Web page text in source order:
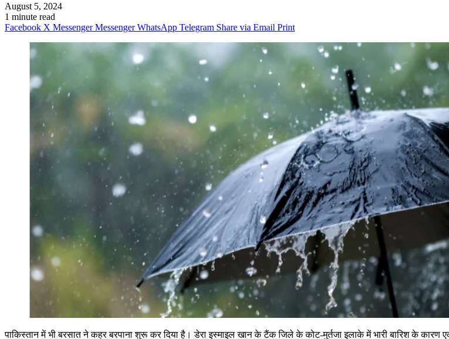
August 5, 2024
1 minute read
Facebook X Messenger Messenger WhatsApp Telegram Share via Email Print
पाकिस्तान में भी बरसात ने कहर बरपाना शुरू कर दिया है। डेरा इस्माइल खान के टैंक जिले के कोट-मुर्तजा इलाके में भारी बारिश के